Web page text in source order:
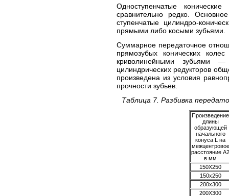
Одноступенчатые
сравнительно редко.
ступенчатые цилиндро-
прямыми либо косыми зубьями.
Суммарное передаточное
прямозубых конических
криволинейными зубьями —
цилиндрических редукторов
произведена из условия
прочности зубьев.
Таблица 7. Разбивка
Произведение
длины
образующей
начального
конуса L на
межцентровое
расстояние А2
в мм
150X250
150x250
200x300
200X300